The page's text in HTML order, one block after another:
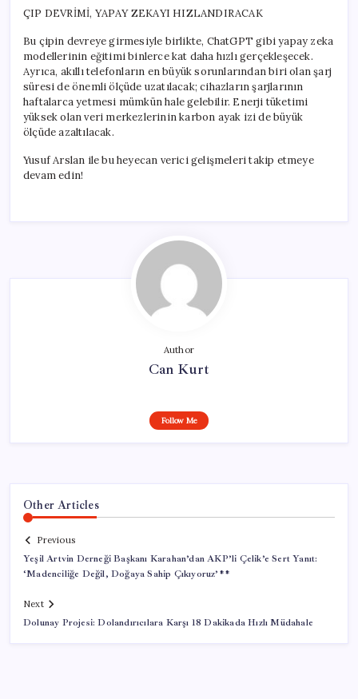
ÇIP DEVRİMİ, YAPAY ZEKAYI HIZLANDIRACAK
Bu çipin devreye girmesiyle birlikte, ChatGPT gibi yapay zeka
modellerinin eğitimi binlerce kat daha hızlı gerçekleşecek.
Ayrıca, akıllı telefonların en büyük sorunlarından biri olan şarj
süresi de önemli ölçüde uzatılacak; cihazların şarjlarının
haftalarca yetmesi mümkün hale gelebilir. Enerji tüketimi
yüksek olan veri merkezlerinin karbon ayak izi de büyük
ölçüde azaltılacak.
Yusuf Arslan ile bu heyecan verici gelişmeleri takip etmeye
devam edin!
Author
Can Kurt
Follow Me
Other Articles
Previous
Yeşil Artvin Derneği Başkanı Karahan’dan AKP’li Çelik’e Sert Yanıt:
‘Madenciliğe Değil, Doğaya Sahip Çıkıyoruz’**
Next
Dolunay Projesi: Dolandırıcılara Karşı 18 Dakikada Hızlı Müdahale